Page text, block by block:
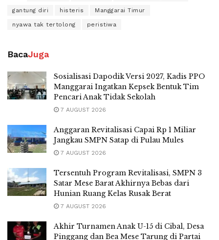
gantung diri histeris Manggarai Timur
nyawa tak tertolong peristiwa
BacaJuga
Sosialisasi Dapodik Versi 2027, Kadis PPO
Manggarai Ingatkan Kepsek Bentuk Tim
Pencari Anak Tidak Sekolah
7 AUGUST 2026
Anggaran Revitalisasi Capai Rp 1 Miliar
Jangkau SMPN Satap di Pulau Mules
7 AUGUST 2026
Tersentuh Program Revitalisasi, SMPN 3
Satar Mese Barat Akhirnya Bebas dari
Hunian Ruang Kelas Rusak Berat
7 AUGUST 2026
Akhir Turnamen Anak U-15 di Cibal, Desa
Pinggang dan Bea Mese Tarung di Partai